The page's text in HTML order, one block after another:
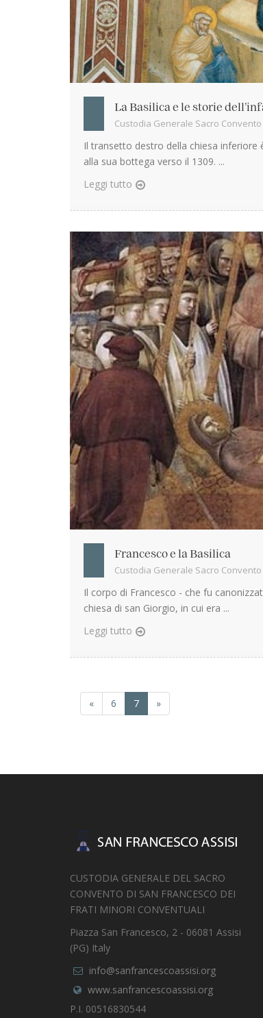
La Basilica e le storie
Custodia Generale Sacro Convento
Il transetto destro della chiesa
alla sua bottega verso il 1309. ...
Leggi tutto
Francesco e la Basilica
Custodia Generale Sacro Convento
Il corpo di Francesco - che fu
chiesa di san Giorgio, in cui era ...
Leggi tutto
« 6 7 »
CUSTODIA GENERALE DEL SACRO
CONVENTO DI SAN FRANCESCO DEI
FRATI MINORI CONVENTUALI
Piazza San Francesco, 2 - 06081 Assisi
(PG) Italy
info@sanfrancescoassisi.org
www.sanfrancescoassisi.org
P.I. 00516830544